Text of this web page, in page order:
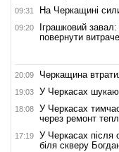
09:31 На Черкащині
09:20
Іграшковий
повернути
20:09 Черкащина
19:03 У Черкасах
18:08
У Черкасах
через ремонт
17:19
У Черкасах після
біля скверу